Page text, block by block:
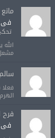
سالم
فرح